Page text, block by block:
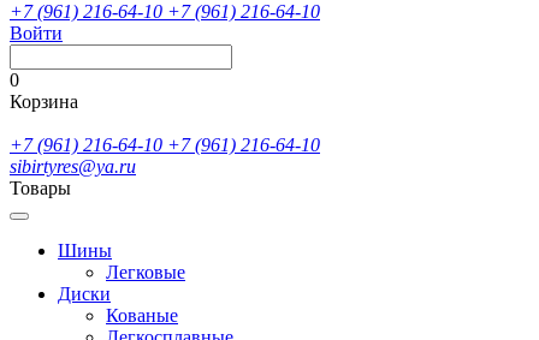
+7 (961) 216-64-10 +7 (961) 216-64-10
Войти
0
Корзина
+7 (961) 216-64-10 +7 (961) 216-64-10
sibirtyres@ya.ru
Товары
Шины
Легковые
Диски
Кованые